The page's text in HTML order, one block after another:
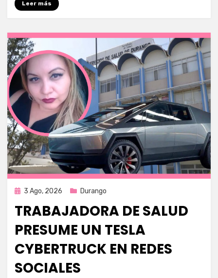
Leer más
Publicada
3 Ago, 2026 Durango
TRABAJADORA DE SALUD
PRESUME UN TESLA
CYBERTRUCK EN REDES
SOCIALES